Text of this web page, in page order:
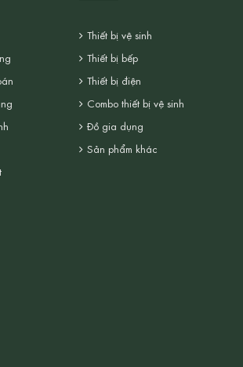
Thiết bị vệ sinh
Thiết bị bếp
Thiết bị điện
Combo thiết bị vệ sinh
Đồ gia dụng
Sản phẩm khác